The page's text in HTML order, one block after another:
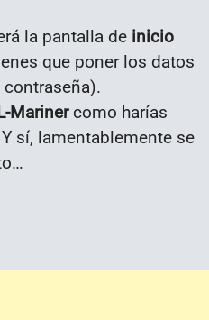
la pantalla de inicio
que poner los datos
Marinercomo harías
sí, lamentablemente se